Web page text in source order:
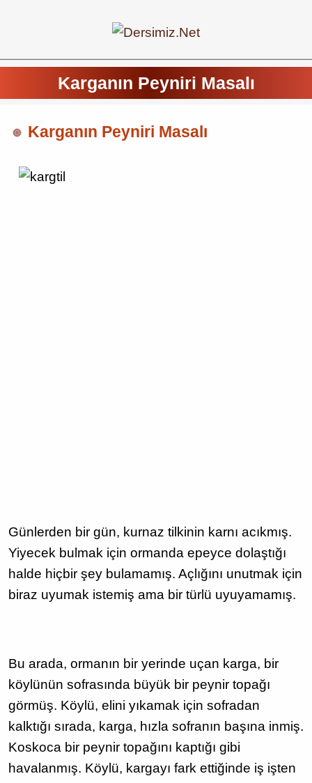
Karganın Peyniri Masalı
Karganın Peyniri Masalı
Günlerden bir gün, kurnaz tilkinin karnı acıkmış.
Yiyecek bulmak için ormanda epey­ce dolaştığı
halde hiçbir şey bulamamış. Açlığını unutmak için
biraz uyumak istemiş ama bir türlü uyuyamamış.
Bu arada, ormanın bir yerinde uçan kar­ga, bir
köylünün sofrasında büyük bir peynir topağı
görmüş. Köylü, elini yıkamak için sof­radan
kalktığı sırada, karga, hızla sofranın başına inmiş.
Koskoca bir peynir topağını kaptığı gibi
havalanmış. Köylü, kargayı fark ettiğinde iş işten